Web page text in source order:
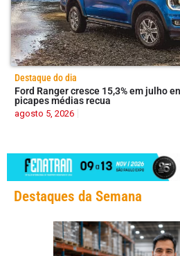
Destaque do dia
Ford Ranger cresce 15,3% em julho
picapes médias recua
agosto 5, 2026
Destaques da Semana